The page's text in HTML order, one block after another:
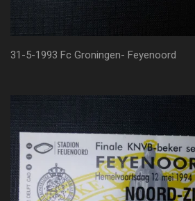
31-5-1993 Fc Groningen- Feyenoord